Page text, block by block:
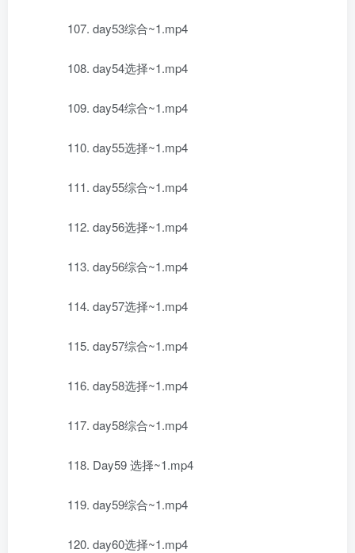
107. day53综合~1.mp4
108. day54选择~1.mp4
109. day54综合~1.mp4
110. day55选择~1.mp4
111. day55综合~1.mp4
112. day56选择~1.mp4
113. day56综合~1.mp4
114. day57选择~1.mp4
115. day57综合~1.mp4
116. day58选择~1.mp4
117. day58综合~1.mp4
118. Day59 选择~1.mp4
119. day59综合~1.mp4
120. day60选择~1.mp4